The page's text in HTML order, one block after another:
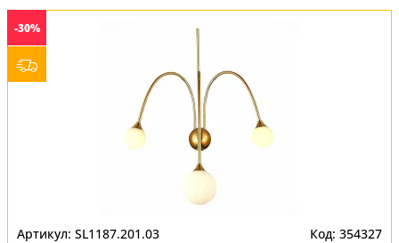
-30%
SL1187.201.03 354327